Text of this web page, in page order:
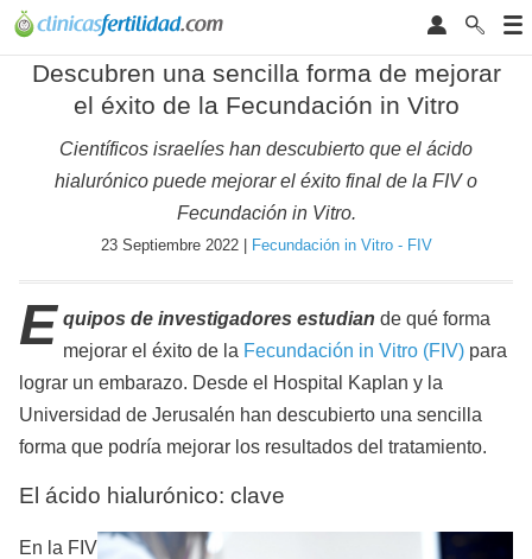
Descubren una sencilla forma de mejorar
el éxito de la Fecundación in Vitro
Científicos israelíes han descubierto que el ácido
hialurónico puede mejorar el éxito final de la FIV o
Fecundación in Vitro.
23 Septiembre 2022 | Fecundación in Vitro - FIV
E quipos de investigadores estudian de qué forma
mejorar el éxito de la Fecundación in Vitro (FIV)para
lograr un embarazo. Desde el Hospital Kaplan y la
Universidad de Jerusalén han descubierto una sencilla
forma que podría mejorar los resultados del tratamiento.
El ácido hialurónico: clave
En la FIV